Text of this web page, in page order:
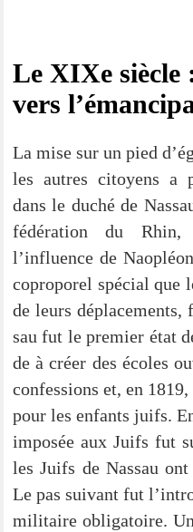
Le XIXe siè­cle
vers
La mise sur un pied
les aut­res citoy­ens a
dans le duché de
fé­dé­ra­ti­on du Rhin,
l’influence de
copro­po­rel spé­cial que
de leurs
sau fut le pre­mier état
de à cré­er des éco­les
con­fes­si­ons et, en
pour les enfants juifs.
impo­sée aux Juifs fut
les Juifs de Nas­sau
Le pas sui­vant fut
mili­taire obli­ga­toire.